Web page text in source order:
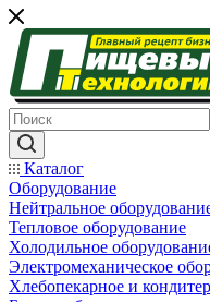
Каталог
Оборудование
Нейтральное
Тепловое оборудование
Холодильное
Электромеханическое
Хлебопекарное и